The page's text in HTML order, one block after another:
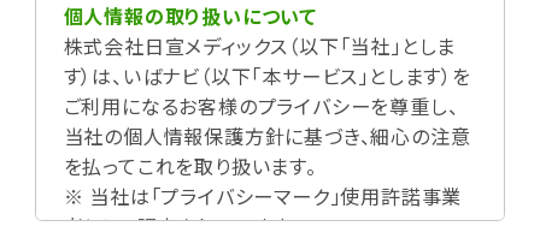
個人情報の取り扱いについて
株式会社日宣メディックス（以下「当社」としま
す）は、いばナビ（以下「本サービス」とします）を
ご利用になるお客様のプライバシーを尊重し、
当社の個人情報保護方針に基づき、細心の注意
を払ってこれを取り扱います。
※ 当社は「プライバシーマーク」使用許諾事業
者として認定されています。